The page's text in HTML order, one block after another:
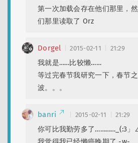
第一次加载会存在他们那里，
们那里读取了 Orz
Dorgel 2015-02-11 21:29
我就是……比较懒……
等过完春节我研究一下，春节
波。。。
banri 2015-02-11 21:29
你可比我勤劳多了…………_(:3」